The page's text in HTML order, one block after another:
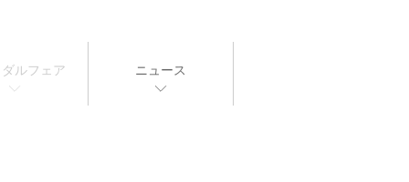
ルフェア ニュース